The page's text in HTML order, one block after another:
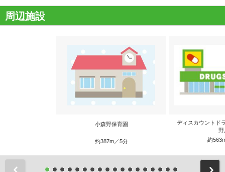
周辺施設
小森野保育園
約387m／5分
ディスカウントド
野
約